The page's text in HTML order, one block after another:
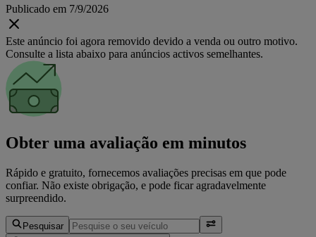
Publicado em 7/9/2026
Este anúncio foi agora removido devido a venda ou outro motivo.
Consulte a lista abaixo para anúncios activos semelhantes.
Obter uma avaliação em minutos
Rápido e gratuito, fornecemos avaliações precisas em que pode
confiar. Não existe obrigação, e pode ficar agradavelmente
surpreendido.
Pesquisar